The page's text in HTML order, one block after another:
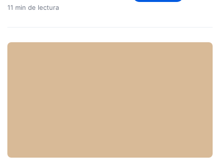
11 min de lectura